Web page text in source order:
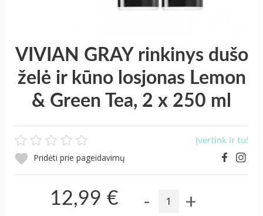
VIVIAN GRAY rinkinys dušo
želė ir kūno losjonas Lemon
& Green Tea, 2 x 250 ml
Įvertink ir tu!
Pridėti prie pageidavimų
12,99 € - +